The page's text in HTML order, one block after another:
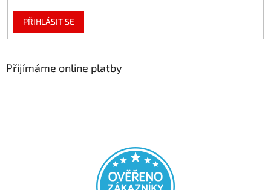
PŘIHLÁSIT SE
Přijímáme online platby